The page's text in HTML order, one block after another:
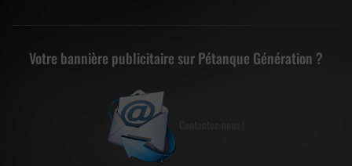
Votre bannière publicitaire sur Pétanque Génération ?